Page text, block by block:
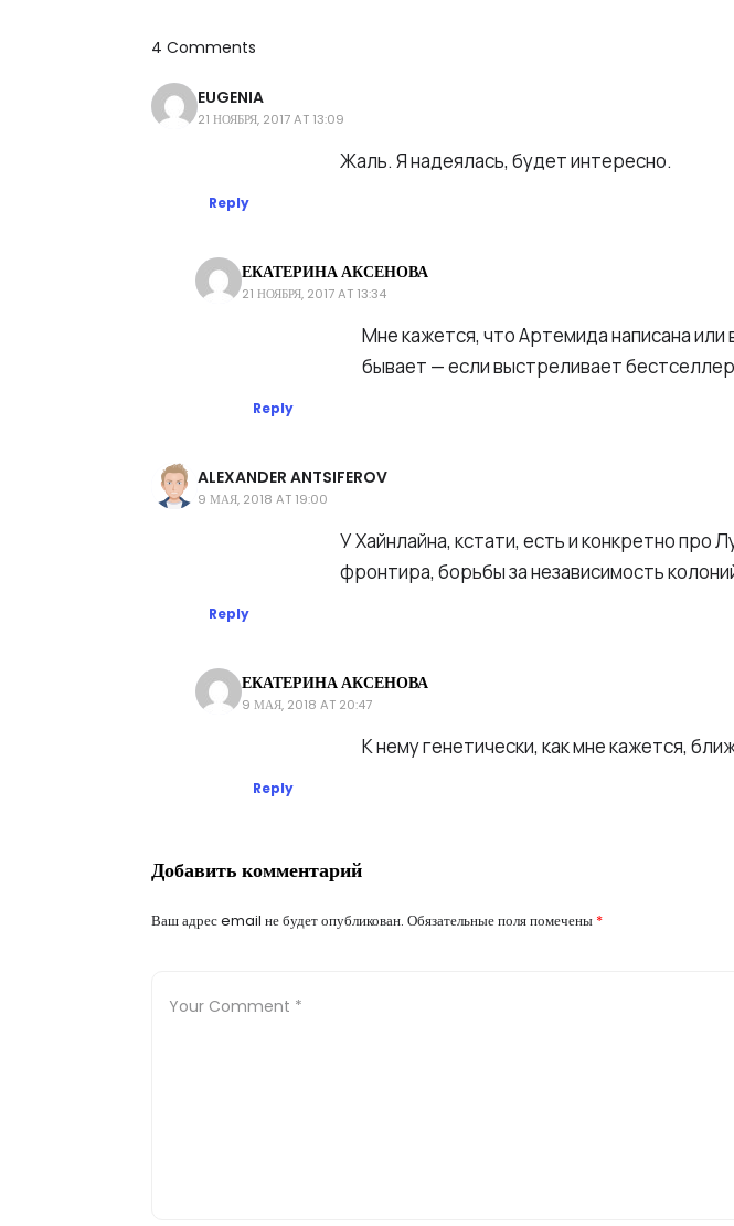
4 Comments
EUGENIA
21 НОЯБРЯ, 2017 AT 13:09
Жаль. Я надеялась, будет интересно.
Reply
ЕКАТЕРИНА АКСЕНОВА
21 НОЯБРЯ, 2017 AT 13:34
Мне кажется, что Артемида написана
бывает — если выстреливает
Reply
ALEXANDER ANTSIFEROV
9 МАЯ, 2018 AT 19:00
У Хайнлайна, кстати, есть и конкретно про
фронтира, борьбы за независимость
Reply
ЕКАТЕРИНА АКСЕНОВА
9 МАЯ, 2018 AT 20:47
К нему генетически, как мне кажется,
Reply
Добавить комментарий
Ваш адрес email не будет опубликован. Обязательные поля помечены *